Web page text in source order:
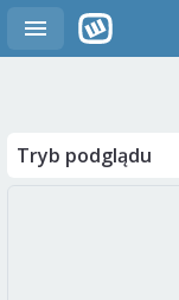
Tryb podglądu